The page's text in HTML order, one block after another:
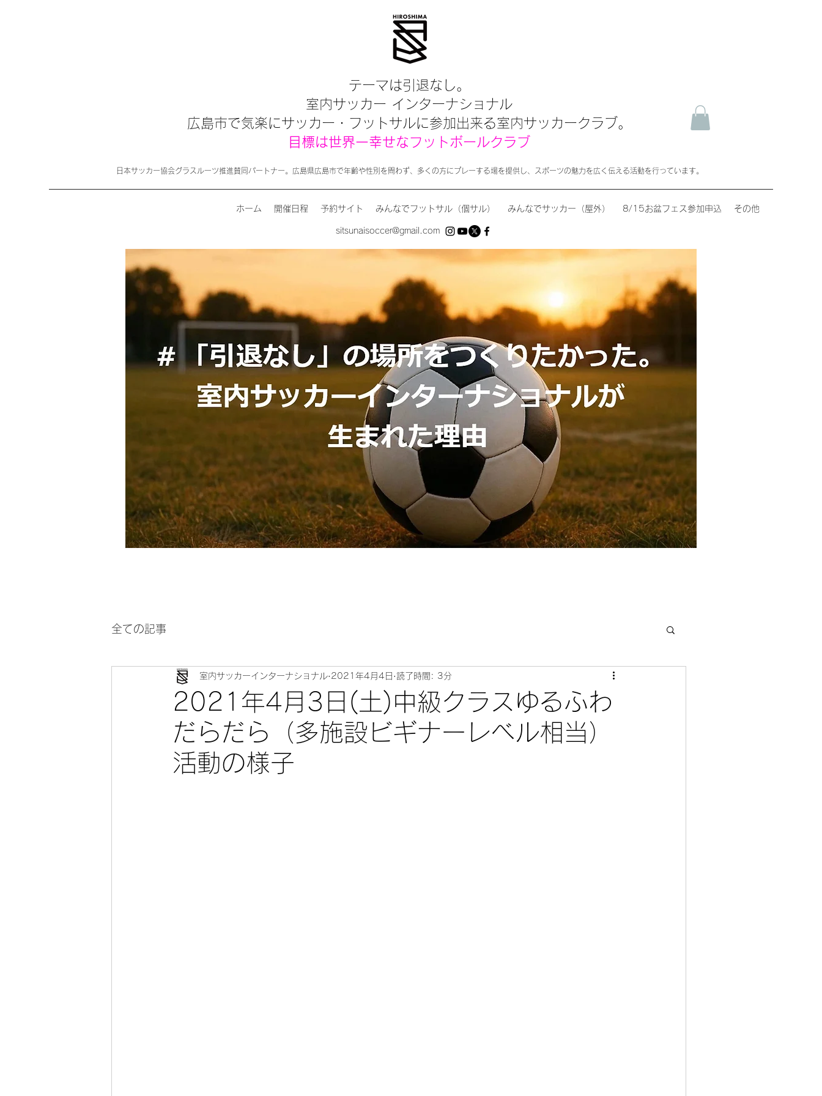
テーマは引退なし。
室内サッカー インターナショナル
広島市で気楽にサッカー・フットサルに参加出来る室内サッカークラブ。
目標は世界一幸せなフットボールクラブ
日本サッカー協会グラスルーツ推進賛同パートナー。広島県広島市で年齢や性別を問わず、多くの方にプレーする場を提供し、スポーツの魅力を広く伝える活動を行っています。
ホーム 開催日程 予約サイト みんなでフットサル（個サル） みんなでサッカー（屋外） 8/15お盆フェス参加申込 その他
sitsunaisoccer@gmail.com
全ての記事
2021年4月3日(土)中級クラスゆるふわ
だらだら（多施設ビギナーレベル相当）
活動の様子
室内サッカーインターナショナル 2021年4月4日 読了時間: 3分